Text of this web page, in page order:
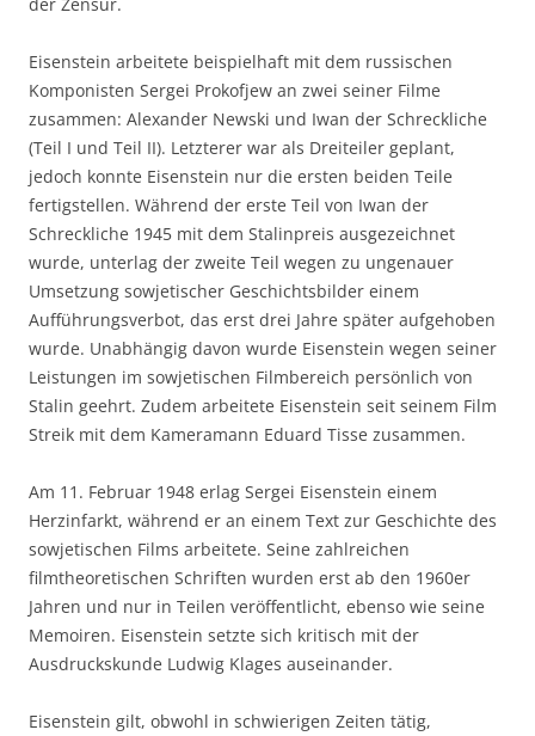
Eisenstein arbeitete beispielhaft mit dem russischen
Komponisten Sergei Prokofjew an zwei seiner Filme
zusammen: Alexander Newski und Iwan der Schreckliche
(Teil I und Teil II). Letzterer war als Dreiteiler geplant,
jedoch konnte Eisenstein nur die ersten beiden Teile
fertigstellen. Während der erste Teil von Iwan der
Schreckliche 1945 mit dem Stalinpreis ausgezeichnet
wurde, unterlag der zweite Teil wegen zu ungenauer
Umsetzung sowjetischer Geschichtsbilder einem
Aufführungsverbot, das erst drei Jahre später aufgehoben
wurde. Unabhängig davon wurde Eisenstein wegen seiner
Leistungen im sowjetischen Filmbereich persönlich von
Stalin geehrt. Zudem arbeitete Eisenstein seit seinem Film
Streik mit dem Kameramann Eduard Tisse zusammen.
Am 11. Februar 1948 erlag Sergei Eisenstein einem
Herzinfarkt, während er an einem Text zur Geschichte des
sowjetischen Films arbeitete. Seine zahlreichen
filmtheoretischen Schriften wurden erst ab den 1960er
Jahren und nur in Teilen veröffentlicht, ebenso wie seine
Memoiren. Eisenstein setzte sich kritisch mit der
Ausdruckskunde Ludwig Klages auseinander.
Eisenstein gilt, obwohl in schwierigen Zeiten tätig,